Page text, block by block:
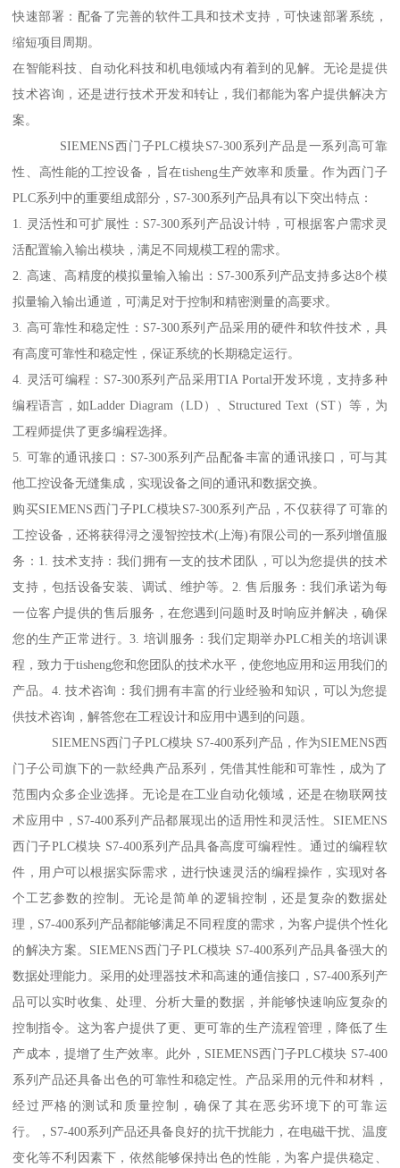
快速部署：配备了完善的软件工具和技术支持，可快速部署系统，
缩短项目周期。
在智能科技、自动化科技和机电领域内有着到的见解。无论是提供
技术咨询，还是进行技术开发和转让，我们都能为客户提供解决方
案。
SIEMENS西门子PLC模块S7-300系列产品是一系列高可靠
性、高性能的工控设备，旨在tisheng生产效率和质量。作为西门子
PLC系列中的重要组成部分，S7-300系列产品具有以下突出特点：
1. 灵活性和可扩展性：S7-300系列产品设计特，可根据客户需求灵
活配置输入输出模块，满足不同规模工程的需求。
2. 高速、高精度的模拟量输入输出：S7-300系列产品支持多达8个模
拟量输入输出通道，可满足对于控制和精密测量的高要求。
3. 高可靠性和稳定性：S7-300系列产品采用的硬件和软件技术，具
有高度可靠性和稳定性，保证系统的长期稳定运行。
4. 灵活可编程：S7-300系列产品采用TIA Portal开发环境，支持多种
编程语言，如Ladder Diagram（LD）、Structured Text（ST）等，为
工程师提供了更多编程选择。
5. 可靠的通讯接口：S7-300系列产品配备丰富的通讯接口，可与其
他工控设备无缝集成，实现设备之间的通讯和数据交换。
购买SIEMENS西门子PLC模块S7-300系列产品，不仅获得了可靠的
工控设备，还将获得浔之漫智控技术(上海)有限公司的一系列增值服
务：1. 技术支持：我们拥有一支的技术团队，可以为您提供的技术
支持，包括设备安装、调试、维护等。2. 售后服务：我们承诺为每
一位客户提供的售后服务，在您遇到问题时及时响应并解决，确保
您的生产正常进行。3. 培训服务：我们定期举办PLC相关的培训课
程，致力于tisheng您和您团队的技术水平，使您地应用和运用我们的
产品。4. 技术咨询：我们拥有丰富的行业经验和知识，可以为您提
供技术咨询，解答您在工程设计和应用中遇到的问题。
SIEMENS西门子PLC模块 S7-400系列产品，作为SIEMENS西
门子公司旗下的一款经典产品系列，凭借其性能和可靠性，成为了
范围内众多企业选择。无论是在工业自动化领域，还是在物联网技
术应用中，S7-400系列产品都展现出的适用性和灵活性。SIEMENS
西门子PLC模块 S7-400系列产品具备高度可编程性。通过的编程软
件，用户可以根据实际需求，进行快速灵活的编程操作，实现对各
个工艺参数的控制。无论是简单的逻辑控制，还是复杂的数据处
理，S7-400系列产品都能够满足不同程度的需求，为客户提供个性化
的解决方案。SIEMENS西门子PLC模块 S7-400系列产品具备强大的
数据处理能力。采用的处理器技术和高速的通信接口，S7-400系列产
品可以实时收集、处理、分析大量的数据，并能够快速响应复杂的
控制指令。这为客户提供了更、更可靠的生产流程管理，降低了生
产成本，提增了生产效率。此外，SIEMENS西门子PLC模块 S7-400
系列产品还具备出色的可靠性和稳定性。产品采用的元件和材料，
经过严格的测试和质量控制，确保了其在恶劣环境下的可靠运
行。，S7-400系列产品还具备良好的抗干扰能力，在电磁干扰、温度
变化等不利因素下，依然能够保持出色的性能，为客户提供稳定、